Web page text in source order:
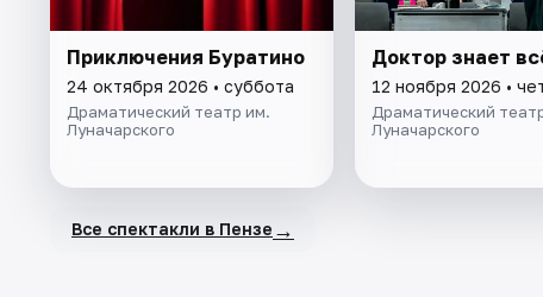
Приключения Буратино
24 октября 2026 • суббота
Драматический театр им.
Луначарского
Доктор знает
12 ноября 2026 •
Драматический
Луначарского
Все спектакли в Пензе →